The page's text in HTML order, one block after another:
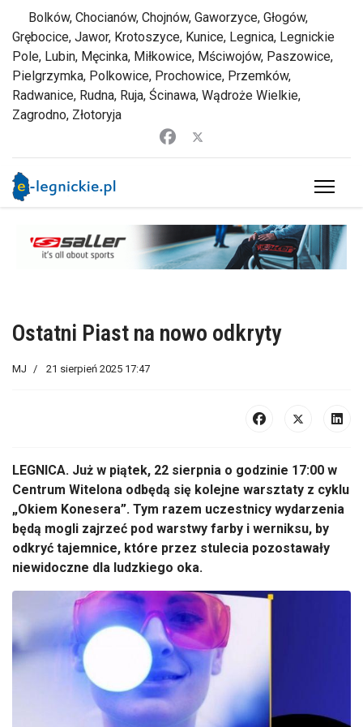
Bolków, Chocianów, Chojnów, Gaworzyce, Głogów,
Grębocice, Jawor, Krotoszyce, Kunice, Legnica, Legnickie
Pole, Lubin, Męcinka, Miłkowice, Mściwojów, Paszowice,
Pielgrzymka, Polkowice, Prochowice, Przemków,
Radwanice, Rudna, Ruja, Ścinawa, Wądroże Wielkie,
Zagrodno, Złotoryja
Ostatni Piast na nowo odkryty
MJ 21 sierpień 2025 17:47
LEGNICA. Już w piątek, 22 sierpnia o godzinie 17:00 w
Centrum Witelona odbędą się kolejne warsztaty z cyklu
„Okiem Konesera”. Tym razem uczestnicy wydarzenia
będą mogli zajrzeć pod warstwy farby i werniksu, by
odkryć tajemnice, które przez stulecia pozostawały
niewidoczne dla ludzkiego oka.